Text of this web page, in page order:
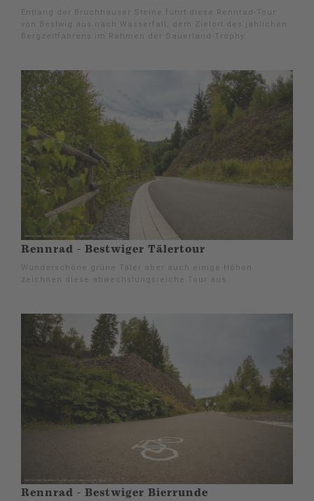
Entlang der Bruchhauser Steine führt diese Rennrad-Tour
von Bestwig aus nach Wasserfall, dem Zielort des jählichen
Bergzeitfahrens im Rahmen der Sauerland-Trophy.
Rennrad - Bestwiger Tälertour
Wunderschöne grüne Täler aber auch einige Höhen
zeichnen diese abwechslungsreiche Tour aus.
Rennrad - Bestwiger Bierrunde